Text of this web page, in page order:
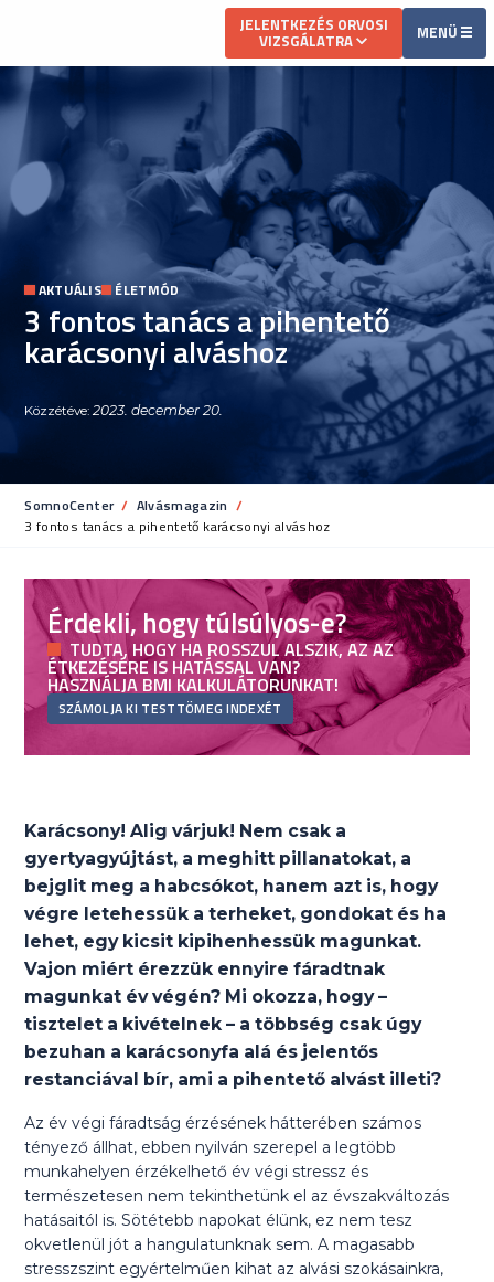
JELENTKEZÉS ORVOSI
VIZSGÁLATRA MENÜ
AKTUÁLIS ÉLETMÓD
3 fontos tanács a pihentető
karácsonyi alváshoz
Közzétéve:2023. december 20.
SomnoCenter
Alvásmagazin
Current:
3 fontos tanács a pihentető karácsonyi alváshoz
Érdekli, hogy túlsúlyos-e?
TUDTA, HOGY HA ROSSZUL ALSZIK, AZ AZ
ÉTKEZÉSÉRE IS HATÁSSAL VAN?
HASZNÁLJA BMI KALKULÁTORUNKAT!
SZÁMOLJA KI TESTTÖMEG INDEXÉT
Karácsony! Alig várjuk! Nem csak a
gyertyagyújtást, a meghitt pillanatokat, a
bejglit meg a habcsókot, hanem azt is, hogy
végre letehessük a terheket, gondokat és ha
lehet, egy kicsit kipihenhessük magunkat.
Vajon miért érezzük ennyire fáradtnak
magunkat év végén? Mi okozza, hogy –
tisztelet a kivételnek – a többség csak úgy
bezuhan a karácsonyfa alá és jelentős
restanciával bír, ami a pihentető alvást illeti?
Az év végi fáradtság érzésének hátterében számos
tényező állhat, ebben nyilván szerepel a legtöbb
munkahelyen érzékelhető év végi stressz és
természetesen nem tekinthetünk el az évszakváltozás
hatásaitól is. Sötétebb napokat élünk, ez nem tesz
okvetlenül jót a hangulatunknak sem. A magasabb
stresszszint egyértelműen kihat az alvási szokásainkra,